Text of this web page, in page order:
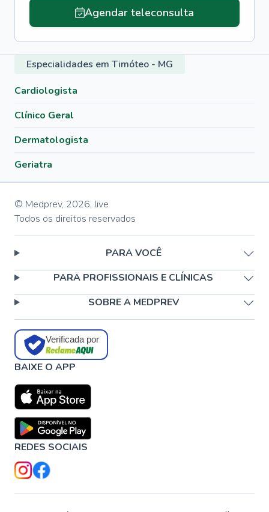
Agendar teleconsulta
Especialidades em Timóteo - MG
Cardiologista
Clínico Geral
Dermatologista
Geriatra
© Medprev, 2026, live
Todos os direitos reservados
PARA VOCÊ
PARA PROFISSIONAIS E CLÍNICAS
SOBRE A MEDPREV
Verificada por
BAIXE O APP
REDES SOCIAIS